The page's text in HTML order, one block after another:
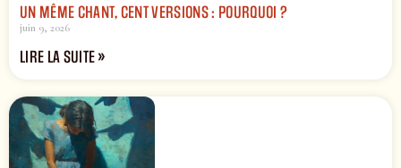
UN MÊME CHANT, CENT VERSIONS : POURQUOI ?
juin 9, 2026
LIRE LA SUITE »